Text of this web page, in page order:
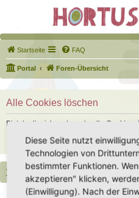
Startseite FAQ
Portal Foren-Übersicht
Alle Cookies löschen
Bist du dir sicher, dass du alle Cookies
Copyright - Hortus-
Diese Seite nutzt
Technologien von
bestimmter Funktionen.
akzeptieren" klicken,
(Einwilligung). Nach der